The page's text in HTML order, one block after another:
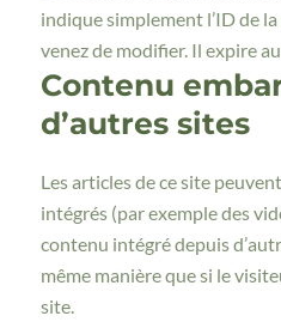
indique simplement l’ID de
venez de modifier. Il expire
Contenu
d’autres sites
Les articles de ce site
intégrés (par exemple des
contenu intégré depuis
même manière que si le
site.